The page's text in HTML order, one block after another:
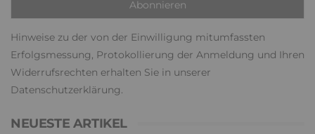
Hinweise zu der von der Einwilligung mitumfassten
Erfolgsmessung, Protokollierung der Anmeldung und Ihren
Widerrufsrechten erhalten Sie in unserer
Datenschutzerklärung.
NEUESTE ARTIKEL